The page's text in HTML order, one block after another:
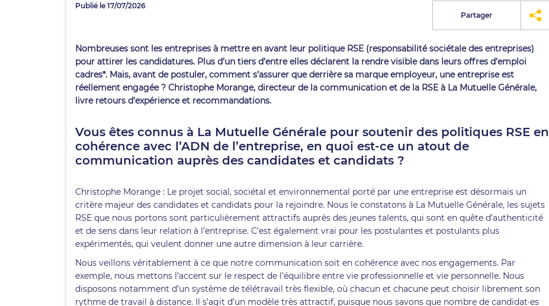
Publié le 17/07/2026
Partager
Nombreuses sont les entreprises à mettre en avant leur politique RSE (responsabilité sociétale des entreprises)
pour attirer les candidatures. Plus d’un tiers d’entre elles déclarent la rendre visible dans leurs offres d’emploi
cadres*. Mais, avant de postuler, comment s’assurer que derrière sa marque employeur, une entreprise est
réellement engagée ? Christophe Morange, directeur de la communication et de la RSE à La Mutuelle Générale,
livre retours d’expérience et recommandations.
Vous êtes connus à La Mutuelle Générale pour soutenir des politiques RSE en
cohérence avec l’ADN de l’entreprise, en quoi est-ce un atout de
communication auprès des candidates et candidats ?
Christophe Morange : Le projet social, sociétal et environnemental porté par une entreprise est désormais un
critère majeur des candidates et candidats pour la rejoindre. Nous le constatons à La Mutuelle Générale, les sujets
RSE que nous portons sont particulièrement attractifs auprès des jeunes talents, qui sont en quête d’authenticité
et de sens dans leur relation à l’entreprise. C’est également vrai pour les postulantes et postulants plus
expérimentés, qui veulent donner une autre dimension à leur carrière.
Nous veillons véritablement à ce que notre communication soit en cohérence avec nos engagements. Par
exemple, nous mettons l’accent sur le respect de l’équilibre entre vie professionnelle et vie personnelle. Nous
disposons notamment d’un système de télétravail très flexible, où chacun et chacune peut choisir librement son
rythme de travail à distance. Il s’agit d’un modèle très attractif, puisque nous savons que nombre de candidat·es